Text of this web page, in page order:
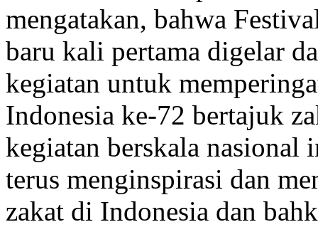
mengatakan, bahwa
baru kali pertama digelar
kegiatan untuk
Indonesia ke-72 bertajuk
kegiatan berskala
terus menginspirasi dan
zakat di Indonesia dan